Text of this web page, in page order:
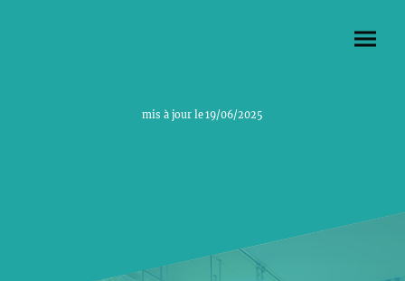
mis à jour le 19/06/2025